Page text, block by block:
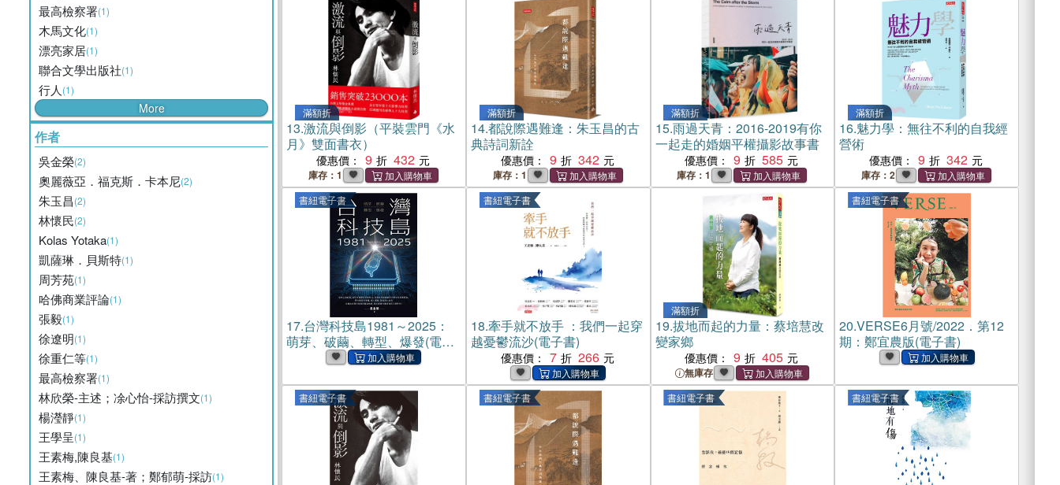
最高檢察署(1)
木馬文化(1)
漂亮家居(1)
聯合文學出版社(1)
行人 (1)
More
作者
吳金榮(2)
奧麗薇亞．福克斯．卡本尼(2)
朱玉昌(2)
林懷民(2)
Kolas Yotaka(1)
凱薩琳．貝斯特(1)
周芳苑(1)
哈佛商業評論(1)
張毅(1)
徐遼明(1)
徐重仁等(1)
最高檢察署(1)
林欣榮-主述；凃心怡-採訪撰文(1)
楊瀅靜(1)
王學呈(1)
王素梅,陳良基(1)
王素梅、陳良基-著；鄭郁萌-採訪(1)
滿額折
13.激流與倒影（平裝雲門《水
月》雙面書衣）
優惠價： 9 432
庫存：1
滿額折
14.都說際遇難逢：朱玉昌的古
典詩詞新詮
優惠價： 9 342
庫存：1
滿額折
15.雨過天青：2016-2019有你
一起走的婚姻平權攝影故事書
優惠價： 9 585
庫存：1
滿額折
16.魅力學：無往不利的自我經
營術
優惠價： 9 342
庫存：2
書紐電子書
17.台灣科技島1981～2025：
萌芽、破繭、轉型、爆發(電子
書紐電子書
18.牽手就不放手 ：我們一起穿
越憂鬱流沙(電子書)
優惠價： 7 266
滿額折
19.拔地而起的力量：蔡培慧改
變家鄉
優惠價： 9 405
無庫存
書紐電子書
20.VERSE6月號/2022．第12
期：鄭宜農版(電子書)
書紐電子書 書紐電子書 書紐電子書 書紐電子書